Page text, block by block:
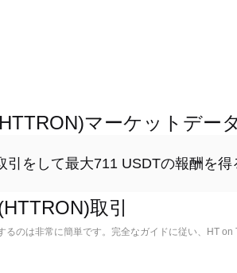
マーケットデー
引をして最大711 USDTの報酬を得
取引
るのは非常に簡単です。完全なガイドに従い、HT